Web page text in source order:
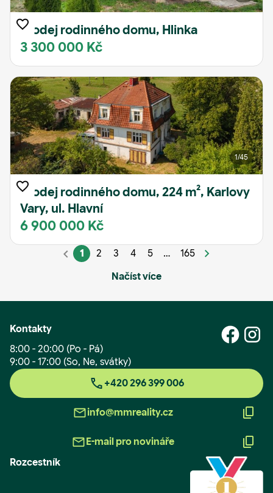
Prodej rodinného domu, Hlinka
3 300 000 Kč
1/45
Prodej rodinného domu, 224 m², Karlovy
Vary, ul. Hlavní
6 900 000 Kč
1 2 3 4 5 …
165
Načíst více
Kontakty
8:00 - 20:00 (Po - Pá)
9:00 - 17:00 (So, Ne, svátky)
+420 296 399 006
info@mmreality.cz
E-mail pro novináře
Rozcestník